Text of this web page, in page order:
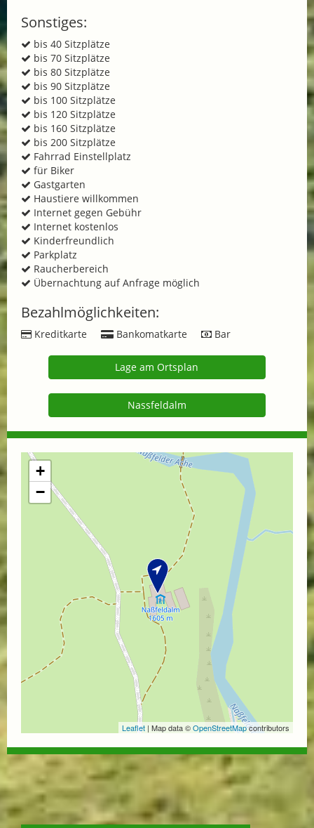
Sonstiges:
bis 40 Sitzplätze
bis 70 Sitzplätze
bis 80 Sitzplätze
bis 90 Sitzplätze
bis 100 Sitzplätze
bis 120 Sitzplätze
bis 160 Sitzplätze
bis 200 Sitzplätze
Fahrrad Einstellplatz
für Biker
Gastgarten
Haustiere willkommen
Internet gegen Gebühr
Internet kostenlos
Kinderfreundlich
Parkplatz
Raucherbereich
Übernachtung auf Anfrage möglich
Bezahlmöglichkeiten:
Kreditkarte Bankomatkarte Bar
Lage am Ortsplan
Nassfeldalm
+
−
Leaflet | Map data ©OpenStreetMapcontributors